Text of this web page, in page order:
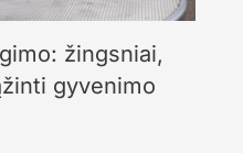
žingsniai,
gyvenimo